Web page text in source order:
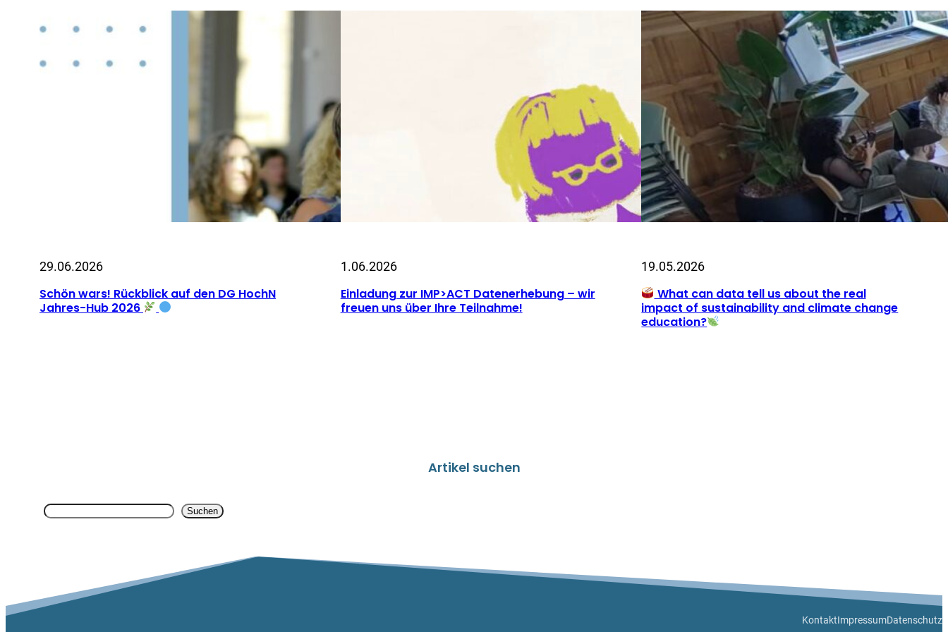
29.06.2026
Schön wars! Rückblick auf den DG HochN
Jahres-Hub 2026
1.06.2026
Einladung zur IMP>ACT Datenerhebung – wir
freuen uns über Ihre Teilnahme!
19.05.2026
What can data tell us about the real
impact of sustainability and climate change
education?
Artikel suchen
Search Suchen
KontaktImpressumDatenschutz